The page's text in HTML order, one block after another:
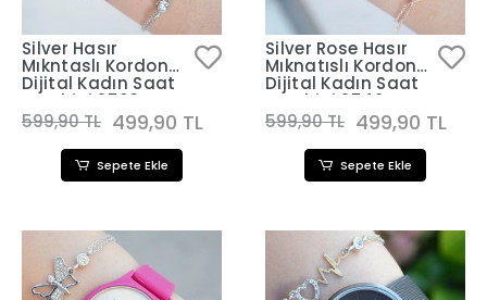
Silver Hasır
Mıkntaslı Kordon
Dijital Kadın Saat
Kombini 2563
599,90 TL 499,90 TL
Sepete Ekle
Silver Rose Hasır
Mıknatıslı Kordon
Dijital Kadın Saat
Kombini 2542
599,90 TL 499,90 TL
Sepete Ekle